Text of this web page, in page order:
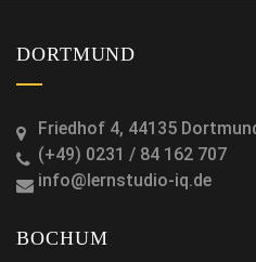
DORTMUND
Friedhof 4, 44135
(+49) 0231 / 84 162 707
info@lernstudio-iq.de
BOCHUM